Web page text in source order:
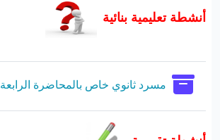
أنشطة تعليمية بنائية
مسرد ثانوي خاص بالمحاضرة الرابعة